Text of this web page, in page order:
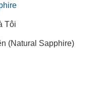
Tôi
(Natural Sapphire)